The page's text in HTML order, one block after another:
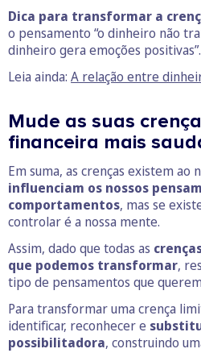
Dica para transformar a
o pensamento “o dinheiro não
dinheiro gera emoções positivas”.
Leia ainda: A relação entre
Mude as suas
financeira mais
Em suma, as crenças existem ao
influenciam os nossos
comportamentos, mas se
controlar é a nossa mente.
Assim, dado que todas as
que podemos transformar,
tipo de pensamentos que
Para transformar uma crença
identificar, reconhecer e
possibilitadora, construindo